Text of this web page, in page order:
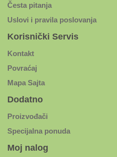
Česta pitanja
Uslovi i pravila poslovanja
Korisnički Servis
Kontakt
Povraćaj
Mapa Sajta
Dodatno
Proizvođači
Specijalna ponuda
Moj nalog